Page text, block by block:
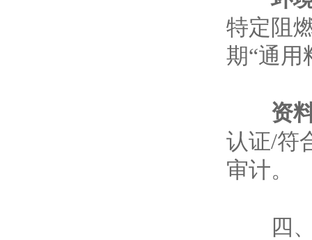
特定阻
期“通用
资
认证/符
审计。
四、